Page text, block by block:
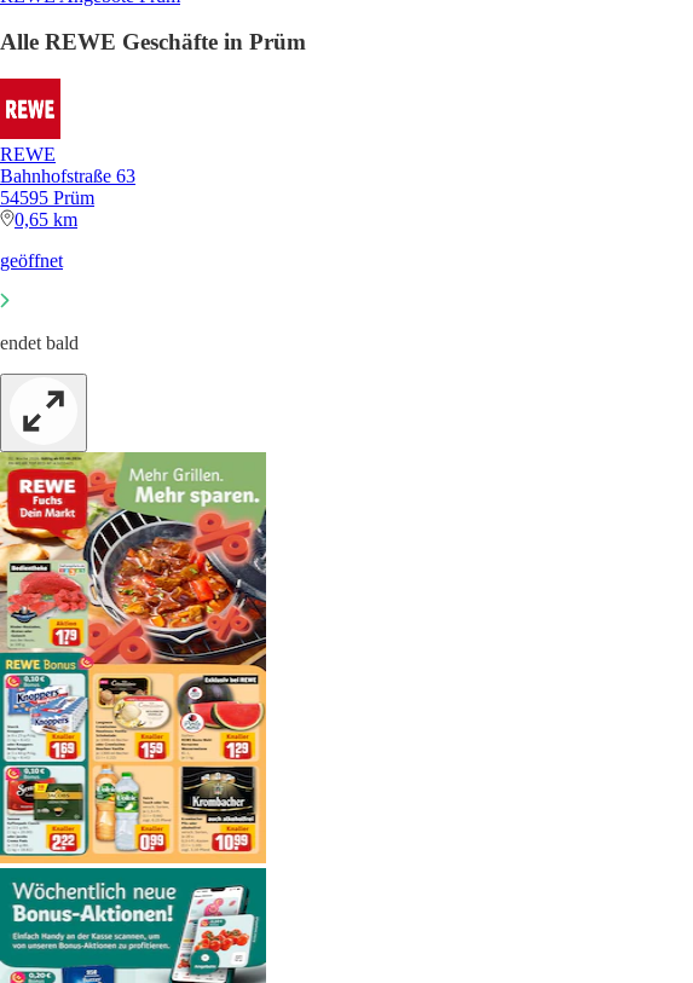
Alle REWE Geschäfte in Prüm
REWE
Bahnhofstraße 63
54595 Prüm
0,65 km
geöffnet
endet bald